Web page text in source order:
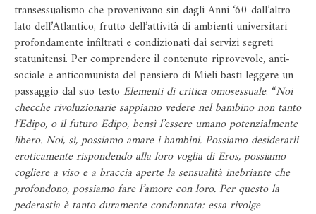
transessualismo che provenivano sin dagli Anni ‘60 dall’altro
lato dell’Atlantico, frutto dell’attività di ambienti universitari
profondamente infiltrati e condizionati dai servizi segreti
statunitensi. Per comprendere il contenuto riprovevole, anti-
sociale e anticomunista del pensiero di Mieli basti leggere un
passaggio dal suo testo Elementi di critica omosessuale: “Noi
checche rivoluzionarie sappiamo vedere nel bambino non tanto
l’Edipo, o il futuro Edipo, bensì l’essere umano potenzialmente
libero. Noi, sì, possiamo amare i bambini. Possiamo desiderarli
eroticamente rispondendo alla loro voglia di Eros, possiamo
cogliere a viso e a braccia aperte la sensualità inebriante che
profondono, possiamo fare l’amore con loro. Per questo la
pederastia è tanto duramente condannata: essa rivolge